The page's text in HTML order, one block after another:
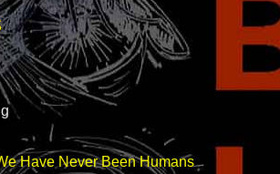
Have Never Been Humans